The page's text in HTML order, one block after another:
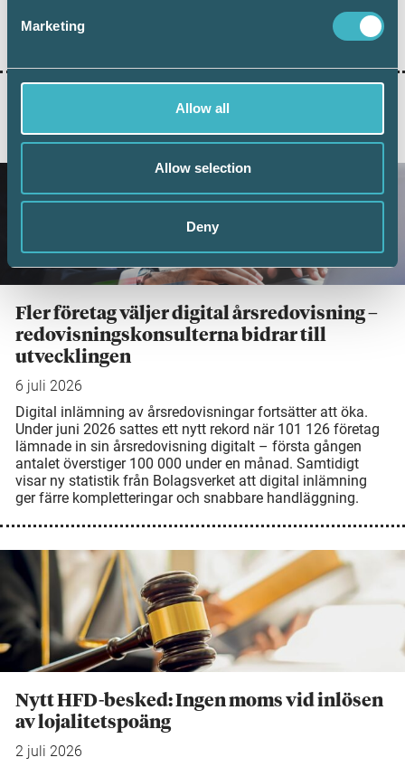
Marketing
Allow all
Allow selection
Deny
AKTUELLA ARTIKLAR
Fler företag väljer digital årsredovisning –
redovisningskonsulterna bidrar till
utvecklingen
6 juli 2026
Digital inlämning av årsredovisningar fortsätter att öka.
Under juni 2026 sattes ett nytt rekord när 101 126 företag
lämnade in sin årsredovisning digitalt – första gången
antalet överstiger 100 000 under en månad. Samtidigt
visar ny statistik från Bolagsverket att digital inlämning
ger färre kompletteringar och snabbare handläggning.
Nytt HFD-besked: Ingen moms vid inlösen
av lojalitetspoäng
2 juli 2026